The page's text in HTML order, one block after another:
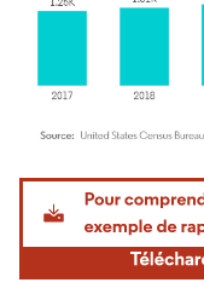
Image © Mordor